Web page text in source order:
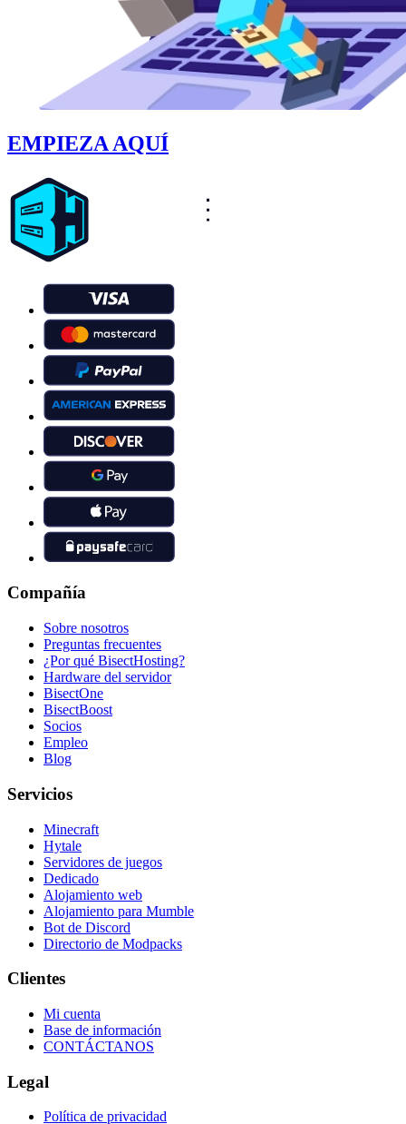
EMPIEZA AQUÍ
Compañía
Sobre nosotros
Preguntas frecuentes
¿Por qué BisectHosting?
Hardware del servidor
BisectOne
BisectBoost
Socios
Empleo
Blog
Servicios
Minecraft
Hytale
Servidores de juegos
Dedicado
Alojamiento web
Alojamiento para Mumble
Bot de Discord
Directorio de Modpacks
Clientes
Mi cuenta
Base de información
CONTÁCTANOS
Legal
Política de privacidad